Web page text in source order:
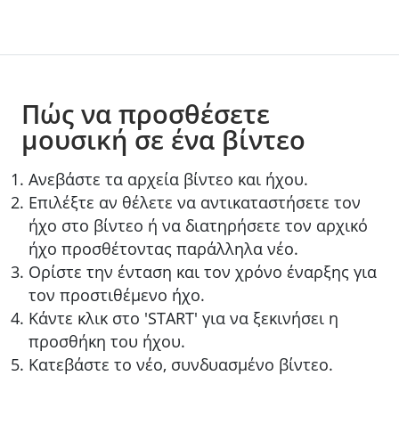
Πώς να προσθέσετε
μουσική σε ένα βίντεο
Ανεβάστε τα αρχεία βίντεο και ήχου.
Επιλέξτε αν θέλετε να αντικαταστήσετε τον
ήχο στο βίντεο ή να διατηρήσετε τον αρχικό
ήχο προσθέτοντας παράλληλα νέο.
Ορίστε την ένταση και τον χρόνο έναρξης για
τον προστιθέμενο ήχο.
Κάντε κλικ στο 'START' για να ξεκινήσει η
προσθήκη του ήχου.
Κατεβάστε το νέο, συνδυασμένο βίντεο.